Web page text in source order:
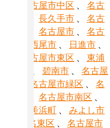
名古屋市中区
名古
川区
長久手市
名古
名古屋市
名古
西尾市 日進市
名古屋市東区
東浦
碧南市
名古屋
区
名古屋市緑区
名
名古屋市南区
美浜町
みよし市
古屋市名東区
名古屋市